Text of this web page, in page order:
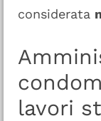
considerata
lavori